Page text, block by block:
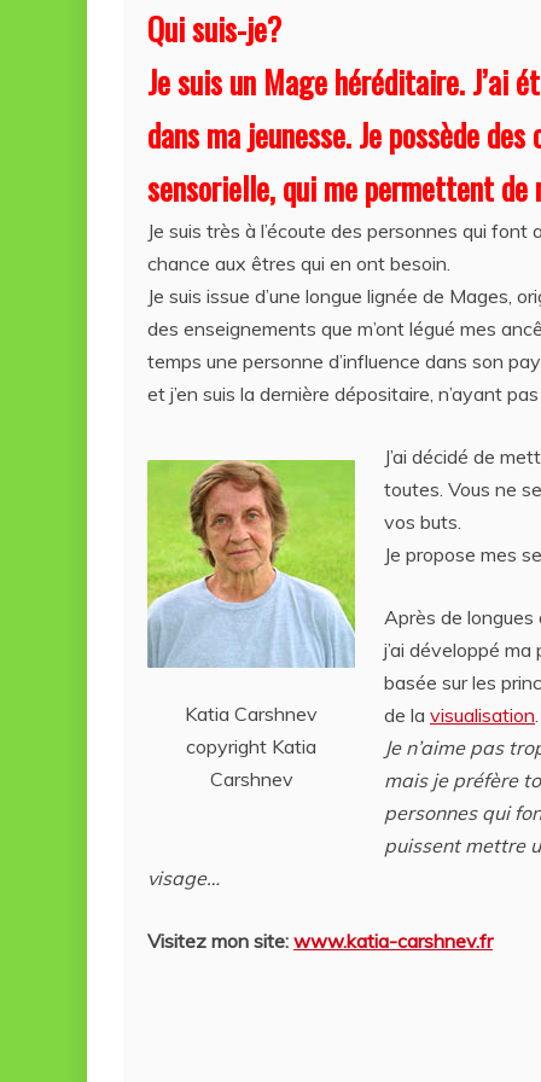
c
e
o
o
k
itt
er l
e
st
s
p
p
aj
e
a
z
ă
Qui suis-je?
Je suis un Mage héréditaire. J’ai
dans ma jeunesse. Je possède
sensorielle, qui me permettent
Je suis très à l’écoute des personnes qui
chance aux êtres qui en ont besoin.
Je suis issue d’une longue lignée de Mages,
des enseignements que m’ont légué mes
temps une personne d’influence dans son
et j’en suis la dernière dépositaire, n’ayant
Katia Carshnev
copyright Katia
Carshnev
J’ai décidé de
toutes. Vous ne
vos buts.
Je propose mes
Après de longues
j’ai développé
basée sur les
de la visualisation.
Je n’aime pas
mais je préfère
personnes qui
puissent mettre
visage…
Visitez mon site: www.katia-carshnev.fr